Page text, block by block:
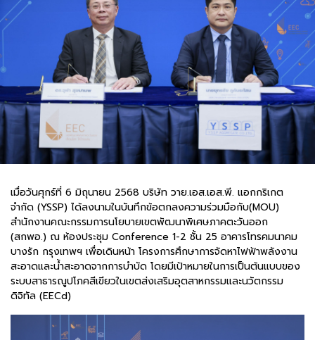
เมื่อวันศุกร์ที่ 6 มิถุนายน 2568 บริษัท วาย.เอส.เอส.พี. แอกกริเกต
จำกัด (YSSP) ได้ลงนามในบันทึกข้อตกลงความร่วมมือกับ(MOU)
สำนักงานคณะกรรมการนโยบายเขตพัฒนาพิเศษภาคตะวันออก
(สกพอ.) ณ ห้องประชุม Conference 1-2 ชั้น 25 อาคารโทรคมนาคม
บางรัก กรุงเทพฯ เพื่อเดินหน้า โครงการศึกษาการจัดหาไฟฟ้าพลังงาน
สะอาดและน้ำสะอาดจากการบำบัด โดยมีเป้าหมายในการเป็นต้นแบบของ
ระบบสาธารณูปโภคสีเขียวในเขตส่งเสริมอุตสาหกรรมและนวัตกรรม
ดิจิทัล (EECd)